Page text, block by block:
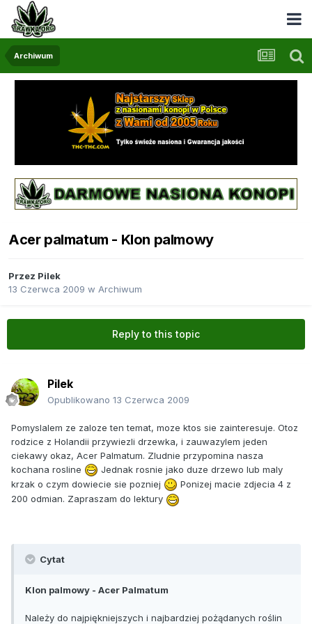
Archiwum
Acer palmatum - Klon palmowy
Przez Pilek
13 Czerwca 2009 w Archiwum
Reply to this topic
Pilek
Opublikowano 13 Czerwca 2009
Pomyslalem ze zaloze ten temat, moze ktos sie zainteresuje. Otoz
rodzice z Holandii przywiezli drzewka, i zauwazylem jeden
ciekawy okaz, Acer Palmatum. Zludnie przypomina nasza
kochana rosline
Jednak rosnie jako duze drzewo lub maly
krzak o czym dowiecie sie pozniej
Ponizej macie zdjecia 4 z
200 odmian. Zapraszam do lektury
Cytat
Klon palmowy - Acer Palmatum
Należy do najpiękniejszych i najbardziej pożądanych roślin